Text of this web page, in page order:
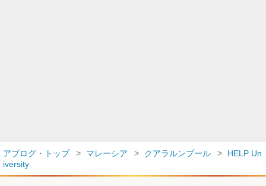
アブログ・トップ マレーシア クアラルンプール
HELP Un
iversity